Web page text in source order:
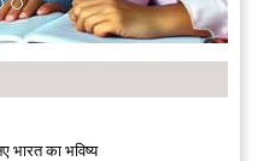
भारत का भविष्य